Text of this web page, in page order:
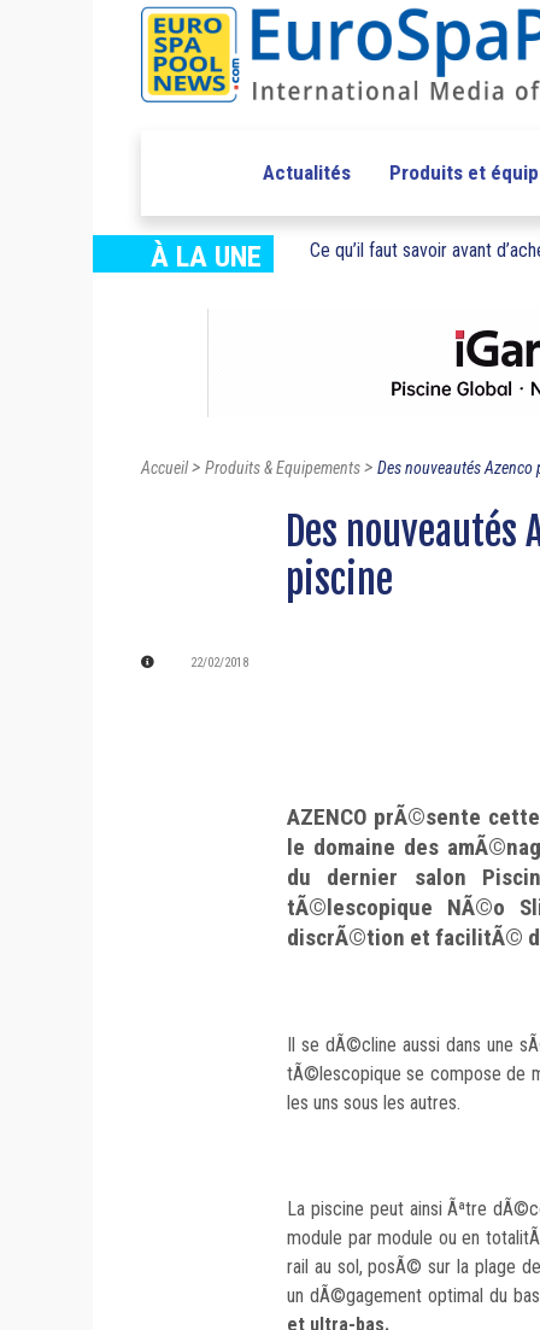
Actualités Produits et
À LA UNE Ce qu’il faut savoir avant
Accueil> Produits & Equipements> Des nouveautés Azenco
Des
piscine
22/02/2018
AZENCO prÃ©sente
le domaine des
du dernier salon
tÃ©lescopique NÃ©o
discrÃ©tion et facilitÃ©
Il se dÃ©cline aussi dans une
tÃ©lescopique se compose de
les uns sous les autres.
La piscine peut ainsi Ãªtre
module par module ou en
rail au sol, posÃ© sur la plage
un dÃ©gagement optimal du
et ultra-bas.